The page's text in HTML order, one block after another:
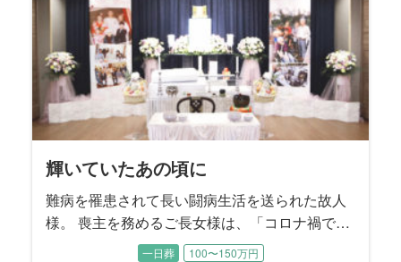
輝いていたあの頃に
難病を罹患されて長い闘病生活を送られた故人
様。 喪主を務めるご長女様は、「コロナ禍で家
族もほとんど面会できない日々が続いていた」
一日葬 100〜150万円